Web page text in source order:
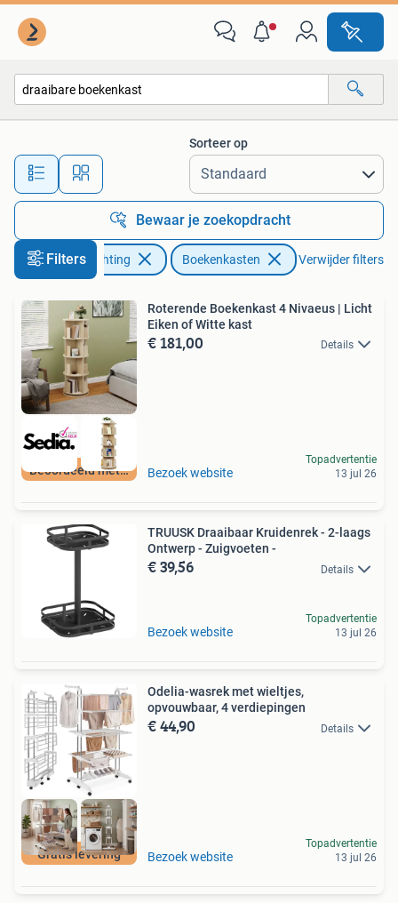
Alle afstanden…
Sorteer op
Bewaar je zoekopdracht
Filters
Huis en Inrichting Boekenkasten Verwijder filters
Beoordeeld met 9+
Roterende Boekenkast 4 Nivaeus | Licht
Eiken of Witte kast
€ 181,00 Details
Bezoek website
Topadvertentie
13 jul 26
TRUUSK Draaibaar Kruidenrek - 2-laags
Ontwerp - Zuigvoeten -
€ 39,56 Details
Bezoek website
Topadvertentie
13 jul 26
Gratis levering
Odelia-wasrek met wieltjes,
opvouwbaar, 4 verdiepingen
€ 44,90 Details
Bezoek website
Topadvertentie
13 jul 26